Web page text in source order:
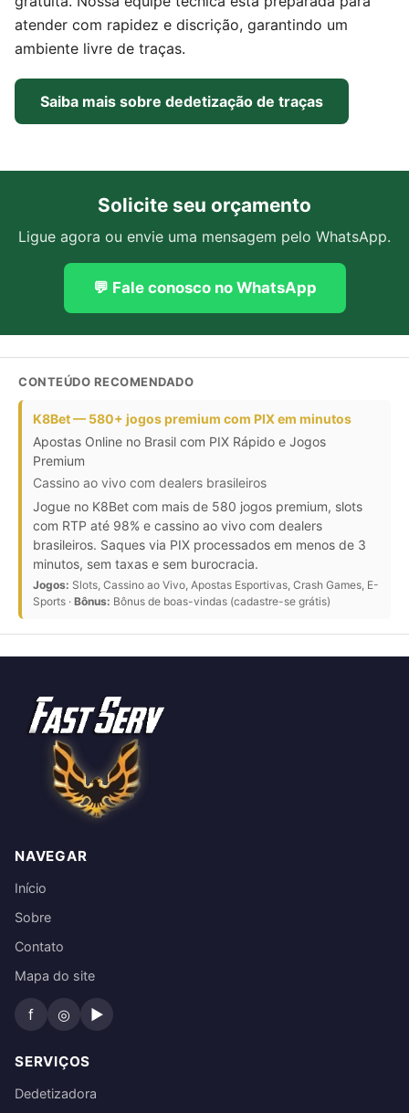
atender com rapidez e discrição, garantindo um
ambiente livre de traças.
Saiba mais sobre dedetização de traças
Solicite seu orçamento
Ligue agora ou envie uma mensagem pelo WhatsApp.
💬 Fale conosco no WhatsApp
CONTEÚDO RECOMENDADO
K8Bet — 580+ jogos premium com PIX em minutos
Apostas Online no Brasil com PIX Rápido e Jogos
Premium
Cassino ao vivo com dealers brasileiros
Jogue no K8Bet com mais de 580 jogos premium, slots
com RTP até 98% e cassino ao vivo com dealers
brasileiros. Saques via PIX processados em menos de 3
minutos, sem taxas e sem burocracia.
Jogos: Slots, Cassino ao Vivo, Apostas Esportivas, Crash Games, E-
Sports · Bônus: Bônus de boas-vindas (cadastre-se grátis)
NAVEGAR
Início
Sobre
Contato
Mapa do site
f ◎ ▶
SERVIÇOS
Dedetizadora